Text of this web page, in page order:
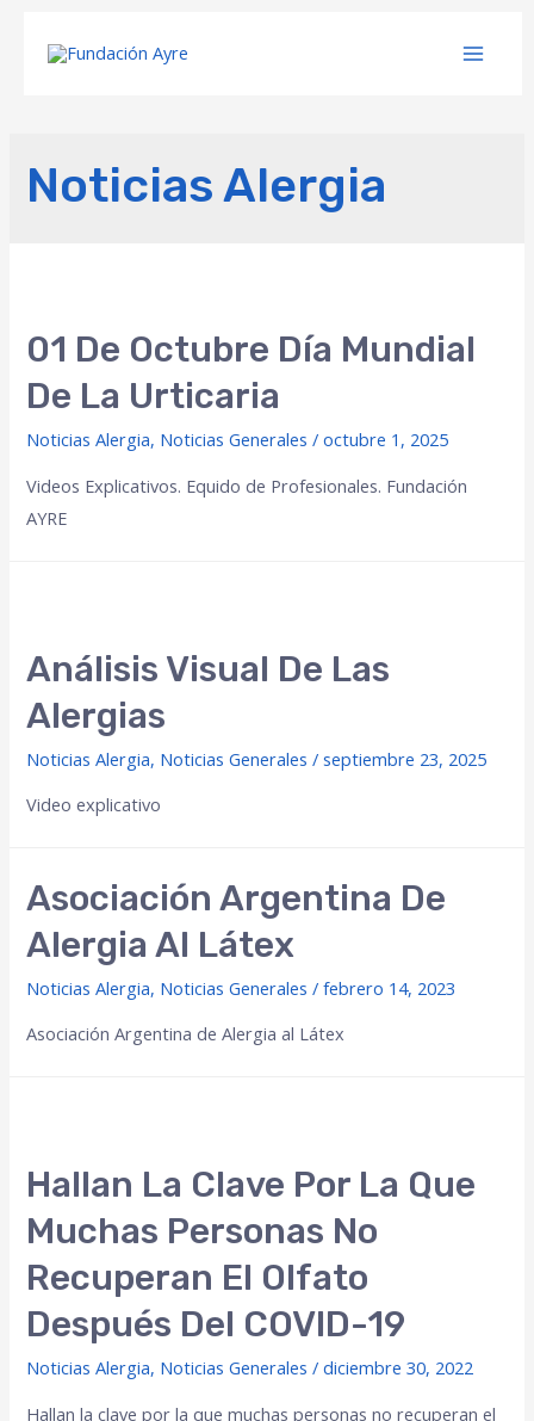
Noticias Alergia
01 De Octubre Día Mundial
De La Urticaria
Noticias Alergia, Noticias Generales /octubre 1, 2025
Videos Explicativos. Equido de Profesionales. Fundación
AYRE
Análisis Visual De Las
Alergias
Noticias Alergia, Noticias Generales /septiembre 23, 2025
Video explicativo
Asociación Argentina De
Alergia Al Látex
Noticias Alergia, Noticias Generales /febrero 14, 2023
Asociación Argentina de Alergia al Látex
Hallan La Clave Por La Que
Muchas Personas No
Recuperan El Olfato
Después Del COVID-19
Noticias Alergia, Noticias Generales /diciembre 30, 2022
Hallan la clave por la que muchas personas no recuperan el